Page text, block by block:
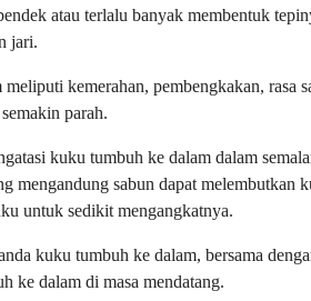
atau terlalu banyak membentuk
jari.
kemerahan, pembengkakan,
parah.
kuku tumbuh ke dalam dalam
mengandung sabun dapat
untuk sedikit mengangkatnya.
kuku tumbuh ke dalam, bersama
ke dalam di masa mendatang.